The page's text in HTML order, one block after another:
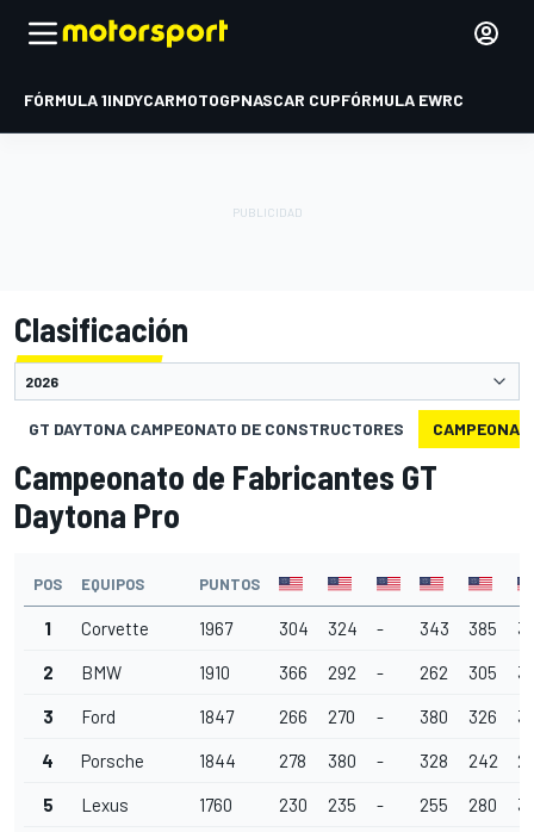
FÓRMULA 1INDYCARMOTOGPNASCAR CUPFÓRMULA EWRC
Clasificación
GT DAYTONA CAMPEONATO DE CONSTRUCTORES
Campeonato de Fabricantes GT
Daytona Pro
POS EQUIPOS PUNTOS
1 Corvette 1967 304 324 - 343 385
2 BMW 1910 366 292 - 262 305
3 Ford 1847 266 270 - 380 326
4 Porsche 1844 278 380 - 328 242
5 Lexus 1760 230 235 - 255 280